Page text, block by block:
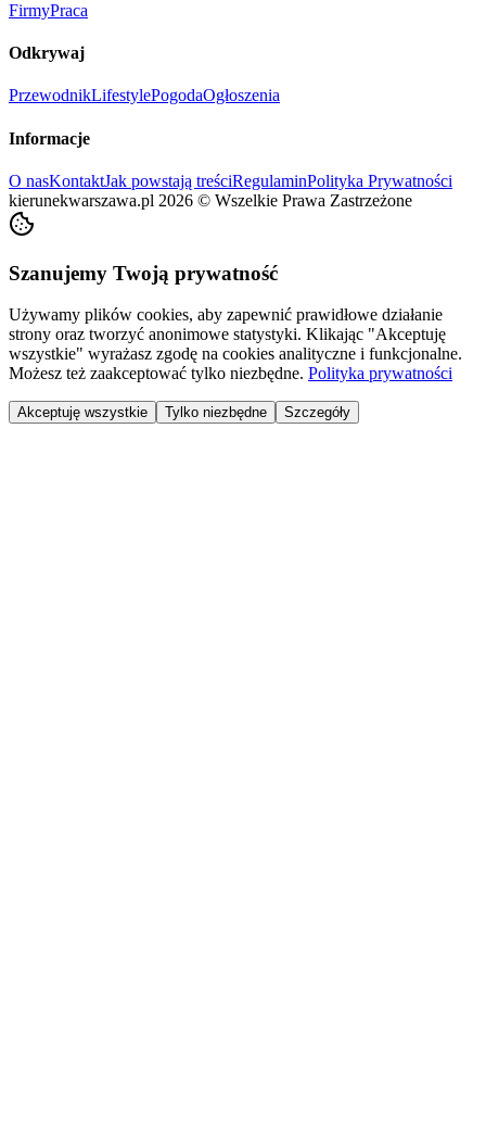
FirmyPraca
Odkrywaj
PrzewodnikLifestylePogodaOgłoszenia
Informacje
O nasKontaktJak powstają treściRegulaminPolityka Prywatności
kierunekwarszawa.pl 2026 © Wszelkie Prawa Zastrzeżone
Szanujemy Twoją prywatność
Używamy plików cookies, aby zapewnić prawidłowe działanie
strony oraz tworzyć anonimowe statystyki. Klikając "Akceptuję
wszystkie" wyrażasz zgodę na cookies analityczne i funkcjonalne.
Możesz też zaakceptować tylko niezbędne. Polityka prywatności
Akceptuję wszystkie Tylko niezbędne Szczegóły